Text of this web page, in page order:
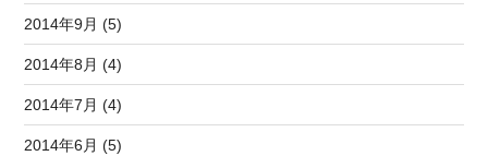
2014年9月 (5)
2014年8月 (4)
2014年7月 (4)
2014年6月 (5)